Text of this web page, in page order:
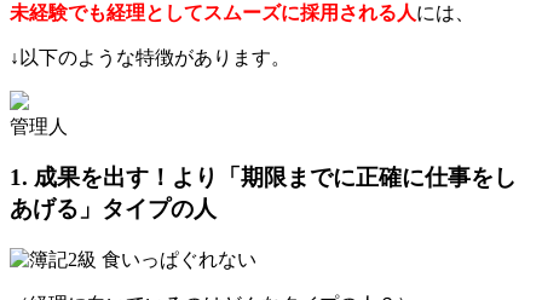
未経験でも経理としてスムーズに採用される人には、
↓以下のような特徴があります。
管理人
1. 成果を出す！より「期限までに正確に仕事をし
あげる」タイプの人